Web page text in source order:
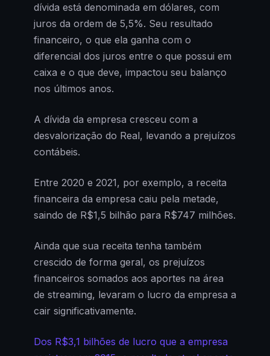
dívida está denominada em dólares, com
juros da ordem de 5,5%. Seu resultado
financeiro, o que ela ganha com o
diferencial dos juros entre o que possui em
caixa e o que deve, impactou seu balanço
nos últimos anos.
A dívida da empresa cresceu com a
desvalorização do Real, levando a prejuízos
contábeis.
Entre 2020 e 2021, por exemplo, a receita
financeira da empresa caiu pela metade,
saindo de R$1,5 bilhão para R$747 milhões.
Ainda que sua receita tenha também
crescido de forma geral, os prejuízos
financeiros somados aos aportes na área
de streaming, levaram o lucro da empresa a
cair significativamente.
Dos R$3,1 bilhões de lucro que a empresa